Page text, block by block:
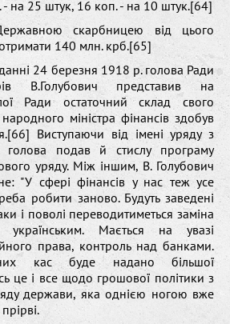
на 25 штук, 16 коп. - на 10 штук.[64]
скарбницею від цього
140 млн. крб.[65]
24 березня 1918 р. голова Ради
В.Голубович представив на
Ради остаточний склад свого
міністра фінансів здобув
Виступаючи від імені уряду з
голова подав й стислу програму
уряду. Між іншим, В. Голубович
"У сфері фінансів у нас теж усе
робити заново. Будуть заведені
і поволі переводитиметься заміна
українським. Мається на увазі
права, контроль над банками.
кас буде надано більшої
це і все щодо грошової політики з
держави, яка однією ногою вже